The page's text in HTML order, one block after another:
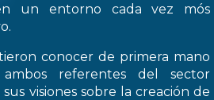
un entorno cada vez mós
conocer de primera mano
referentes del sector
visiones sobre la creación de